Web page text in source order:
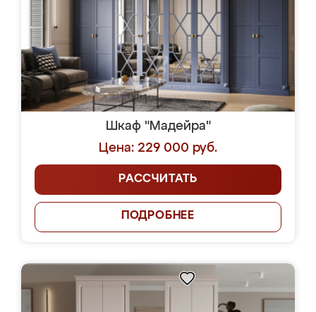
Шкаф "Мадейра"
Цена: 229 000 руб.
РАССЧИТАТЬ
ПОДРОБНЕЕ